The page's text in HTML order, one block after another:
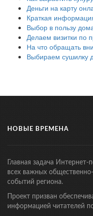
Деньги на карту
Краткая
Выбор в пользу
Делаем визитки по
На что обращать
Выбираем сушилку
НОВЫЕ ВРЕМЕНА
Главная задача
всех важных
событий региона.
Проект призван
информацией читателей